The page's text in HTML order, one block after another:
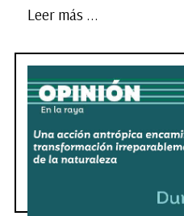
Leer más ...